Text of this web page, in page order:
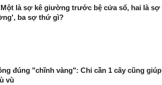
là sợ kê giường trước bệ cửa sổ, hai là sợ
ba sợ thứ gì?
đúng "chĩnh vàng": Chỉ cần 1 cây cũng giúp
vù